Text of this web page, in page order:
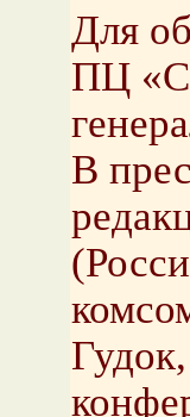
Для
ПЦ
В